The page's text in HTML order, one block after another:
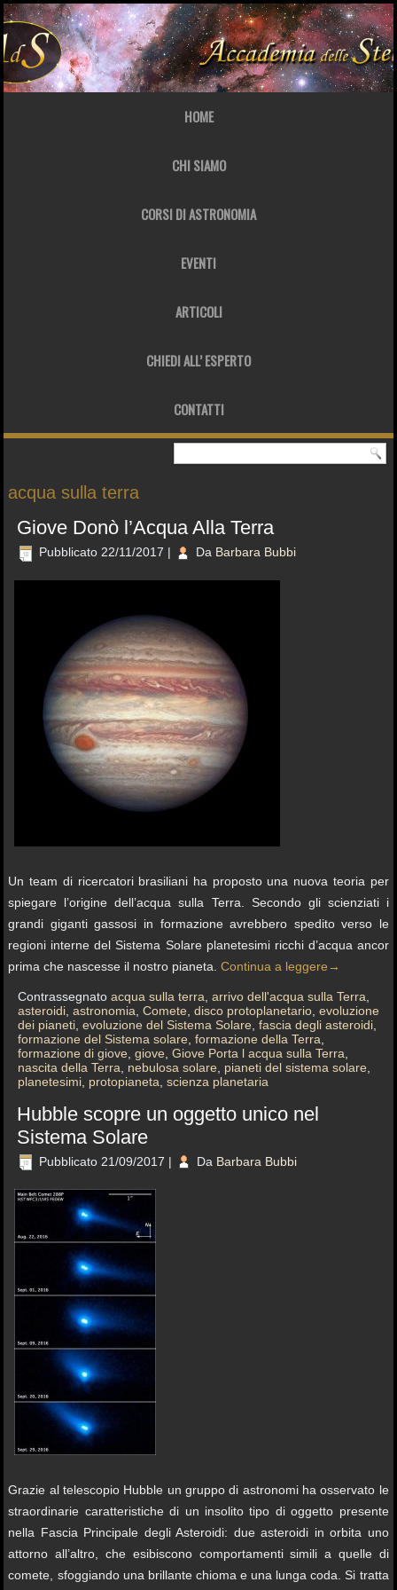
HOME
CHI SIAMO
CORSI DI ASTRONOMIA
EVENTI
ARTICOLI
CHIEDI ALL’ ESPERTO
CONTATTI
acqua sulla terra
Giove Donò l’Acqua Alla Terra
Pubblicato 22/11/2017 | Da Barbara Bubbi
Un team di ricercatori brasiliani ha proposto una nuova teoria per
spiegare l’origine dell’acqua sulla Terra. Secondo gli scienziati i
grandi giganti gassosi in formazione avrebbero spedito verso le
regioni interne del Sistema Solare planetesimi ricchi d’acqua ancor
prima che nascesse il nostro pianeta.Continua a leggere →
Contrassegnato acqua sulla terra ,arrivo dell'acqua sulla Terra
asteroidi ,astronomia ,Comete ,disco protoplanetario ,evoluzione
dei pianeti ,evoluzione del Sistema Solare ,fascia degli asteroidi
formazione del Sistema solare ,formazione della Terra
formazione di giove ,giove ,Giove Porta l acqua sulla Terra
nascita della Terra
nebulosa solare pianeti del sistema solare
planetesimi protopianeta ,scienza planetaria
Hubble scopre un oggetto unico nel
Sistema Solare
Pubblicato 21/09/2017 | Da Barbara Bubbi
Grazie al telescopio Hubble un gruppo di astronomi ha osservato le
straordinarie caratteristiche di un insolito tipo di oggetto presente
nella Fascia Principale degli Asteroidi: due asteroidi in orbita uno
attorno all’altro, che esibiscono comportamenti simili a quelle di
comete, sfoggiando una brillante chioma e una lunga coda. Si tratta